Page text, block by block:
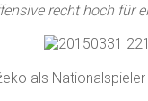
recht hoch für
als